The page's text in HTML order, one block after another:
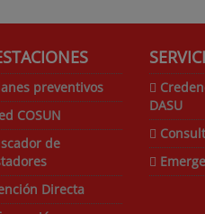
preventivos
COSUN
de
Directa
DASU